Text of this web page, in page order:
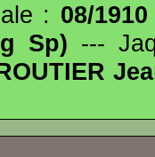
: 08/1910
Sp) ---